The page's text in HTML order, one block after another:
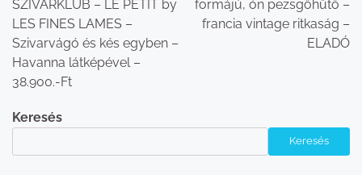
SZIVARKLUB – LE PETIT by
LES FINES LAMES –
Szivarvágó és kés egyben –
Havanna látképével –
38.900.-Ft
formájú, ón pezsgőhűtő –
francia vintage ritkaság –
ELADÓ
Keresés
Keresés